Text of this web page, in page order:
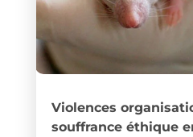
Violences
souffrance éthique